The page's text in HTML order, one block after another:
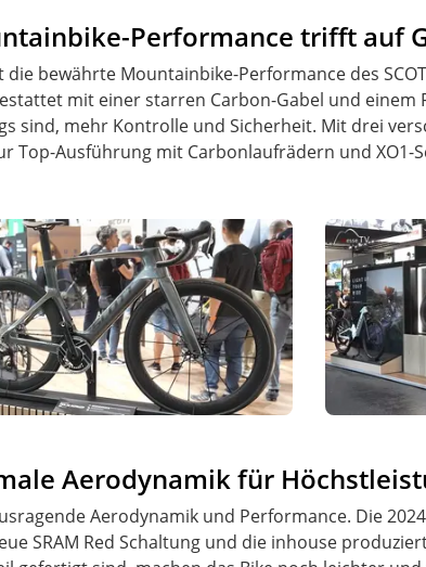
Performance trifft auf
die bewährte Mountainbike-Performance des
mit einer starren Carbon-Gabel und einem
sind, mehr Kontrolle und Sicherheit. Mit drei
Ausführung mit Carbonlaufrädern und XO1-
Aerodynamik für
Aerodynamik und Performance. Die
SRAM Red Schaltung und die inhouse